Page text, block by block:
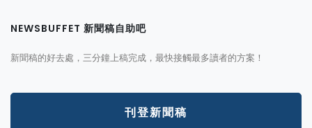
NEWSBUFFET 新聞稿自助吧
新聞稿的好去處，三分鐘上稿完成，最快接觸最多讀者的方案！
刊登新聞稿